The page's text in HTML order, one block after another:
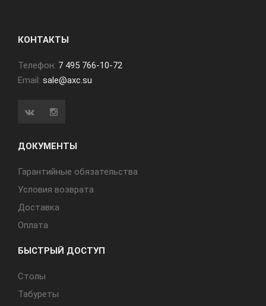
КОНТАКТЫ
Телефон: 7 495 766-10-72
Email: sale@axc.su
ДОКУМЕНТЫ
Гарантийные обязательства
Условия возврата
Доставка
Оплата
БЫСТРЫЙ ДОСТУП
Cтолы
Табуреты